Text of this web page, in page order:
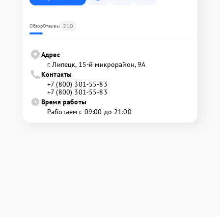
ОбзорОтзывы 210
Адрес
г. Липецк, 15-й микрорайон, 9А
Контакты
+7 (800) 301-55-83
+7 (800) 301-55-83
Время работы
Работаем с 09:00 до 21:00